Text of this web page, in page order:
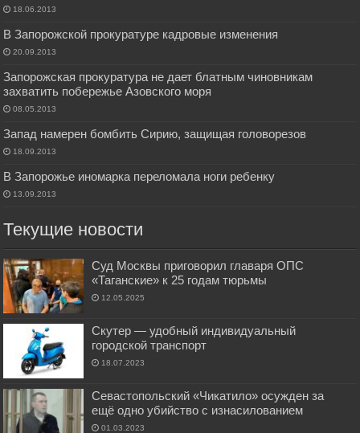
18.06.2013
В Запорожской прокуратуре кадровые изменения
20.09.2013
Запорожская прокуратура не дает блатным чиновникам
захватить побережье Азовского моря
08.05.2013
Запад намерен бомбить Сирию, защищая головорезов
18.09.2013
В Запорожье иномарка переломала ноги ребенку
13.09.2013
Текущие новости
Суд Москвы приговорил главаря ОПС
«Таганские» к 25 годам тюрьмы
12.05.2025
Скутер — удобный индивидуальный
городской транспорт
18.07.2023
Севастопольский «Чикатило» осужден за
ещё одно убийство с изнасилованием
01.03.2023